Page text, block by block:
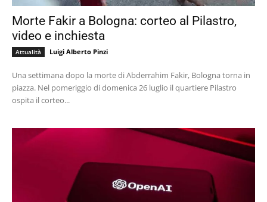
Morte Fakir a Bologna: corteo al Pilastro,
video e inchiesta
Attualità Luigi Alberto Pinzi
Una settimana dopo la morte di Abderrahim Fakir, Bologna torna in
piazza. Nel pomeriggio di domenica 26 luglio il quartiere Pilastro
ospita il corteo...